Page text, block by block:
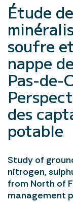
Étude
soufre
nappe
Pas-de-
des
potable
Study of
nitrogen,
from North of
management